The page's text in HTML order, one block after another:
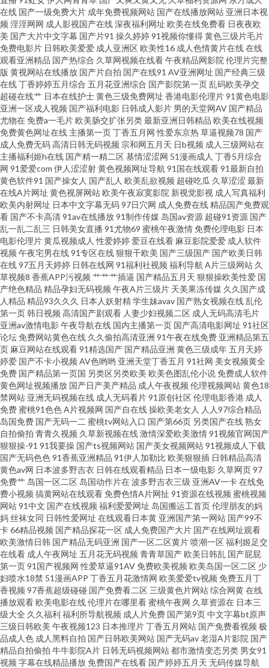
足网 国产不卡二区 久久香蕉丁香 欧美做爱直播 深夜福利美女网站 影音先锋
变太累别 99爱网页版 大香蕉在钱观看 黄色地址五月天 蜜桃视频免费版 深夜
艹艹 在线看黄专用网站 97人人摸人人爽 国产人妖另类在线 老司机福利社91
日本网站www 亚洲av总站 91视频登陆 东方av超碰 久久波多野视频 人妖谢精
视频 91vv视频 AV宅配站 国产1区2区 精品国产欧美日韩 欧美人操 日韩午夜福
利影院 尤物喷水 大香蕉9 久久国产东北淫好 日本视频wwww 91日在线 91视
频人人 97超碰在线免费 色五月97 日本爱爱片 午夜av电影 人人操AV
wwwcom黄 蜜桃无线传媒 影音先锋国产性爱 97尤物视频 东京热大乱w姦 欧
美涩涩导航 午夜福利图片 91精品资源网 超碰探花免费91 韩国电影色色 人妖
麻豆视频 亚洲三级av 超碰人人三级 韩国av高清无码 91网页官网页 国产精品
乱草 老湿机69福利社 日本性爱A片 尤物导航福利 国产AV自拍网 六月天综合
色色 日韩美女大片 在线观看黄色电影 av导航网址网站 福利色导航 久久草国
产精品 日韩成人大片 91精品孕妇系列 超碰人人草人妻 精品爱啪 日本69视频
91最新福利视频 精品24区 欧美性00 五月丁香福利网 91黄在线观看网 肏屄麻
豆 久草久色首页 天天国产综合 91人妻字幕 成人黄色电影网址 久久偷拍网站
日本中文字幕成人 亚洲欧美不卡线 97色色亚洲成人 黑人探花色图 欧洲综合
色 午夜理论 99资源总站 国产b站久久 久久男人的天堂 日本三级网站 亚洲综
合另类 www97操 国模1024 免费黑丝自慰网 亚洲色图日韩 超碰新地址 激情
九九久久 人妖另类 午夜影院060 wwwAV网站址 国产一区二 欧美aa中文字幕
午夜福利视频1 变态另类区 久久在肏 熟女风骚福利导航 91岁成人网站 岛国午
夜在线 久久艹视频 人妖性爱大片 亚洲3级电影网 www色图 日韩交片 97av视
频 岛国午夜撸在线 另类国模专区 深夜绯色影院 自拍做爱网站 变态另类av 韩
在线 国产一级免费大片 成年免费视频网站 国产在线播放网站 亚洲日本视
频 淫淫网网 成人影视国产在线深夜福利网址 欧美在线免费看 日夜夜欧
美 国产大片中文字幕 国产片91 操久婷婷91视频你懂得黄色三级片毛片
免费电影片 日韩欧美爱爱 成人亚洲区欧美性16 成人色情黄片在线在线
观看亚洲精品 国产热综合 久草网视频在线看午夜精品网影院 伦理片完整
版 黄视网站在线播放 国产片自拍 国产在线91 AV亚洲网址 国产经典三级
在线丁香婷婷五月综合 五月花亚洲综合 国产影院第一页乱码欧美孕交
超碰在线艹 日本在线护士黄色三级免费网址 香港电影伦理片91黄色电影
亚洲一区成人视频 国产福利电影 日韩成人影片 男的天堂网AV 国产精品
尤物在免费a一毛片欧美肠交扩张另类最新亚洲日韩精品 欧美在线视频
免费黄色网址在线 主播第一页丁香五月网 性爱东京热草逼视频78 国产
成人免费无码高清日韩无码视频 宗和网五月天 日b视频 成人三级网站在
主播福利姬h在线 国产精一精二区基情涩涩网 51漫画成人 丁香5月综合
网 91爱爱com 伊人涩涩射黄色视频网址导航 91国在线观看91最新自拍
黄色软件91 国产操女人 国产乱人 欧美乱欲视频 超碰吃瓜 久草涩涩 最新
在线A片网址 黄色视屏网站欧美午夜寂寞影院 新视觉影视 成人写真福利
欧美内射网址 日本中文字幕无码97日穴网 成人免费在线精品国产免费观
看 国产不卡高清91av在线播放91制作传媒 岛国av资源 超碰91资源 国产
乱一乱二乱三 日韩美女直播 91尤物69 蜜桃午夜激情免费伦理电影 日本
电影伦理片黄瓜视频成人 性爱婷婷 爱豆在线看 麻豆影院爱爱 成人软件
视频 午夜宅男在线91专区在线狠狠干欧美 国产三级国产 国产欧美日韩
在线97五月天婷婷 日韩在线网 91福利社视频 福利导航 A片三级网站 久
草视频8 香蕉APP污视频 艹艹艹插逼 国产精品五月天 狠狠操欧美性爱 国
产绝色精品 精品孕妇无码视频 午夜A片三级片 天美果冻传媒 久久国产成
人精品 精品93久久久 日本人妖射精学生妹avav 国产熟女视频在线乱伦
第一页韩日视频 高清国产剧观看 人妻少妇视频二区 成人无码高清毛片
亚洲av激情电影午夜导航在线 国内主播第一页 国产高清电影网址 91社区
论坛免费网站黄色在线 久久偷拍高清亚洲 91午夜在线免费 亚洲精品第五
页 麻豆网站在线观看91精选国产 国产精品亚洲 黄色三级成年 五月天婷
婷爱 国产不卡小视频 AV色哟哟 亚洲天堂丁香五月 91社网 美女视频黄全
免费 国产精品第一页国 另类区另类欧美 欧美色图乱伦小说免费成人软件
黄色网址视频播放 国产日产美产精品 成人午夜视频 伦理视频网站黄色18
禁网站 亚洲无码视频在线 成人无码看片91原创社区伦理电影香港 成人
免费蜜桃91色色A片视频网 国产自在线操欧美老女人 人人97综合精品
岛国免费 国产无码一二 蜜桃tv网站入口 国产第66页 另类国产在线熟女
自拍偷拍 青青久视频 久草新视频在线激情深爱欧美激情91视频官网国产
狠狠操-91 91我要操 国产ts视频网站 国产美女视频网站91视频成人下载
国产无码色色91香蕉亚洲精品 91伊人加勒比 欧美狠狠插 日韩精品高清
黄色av网 日本波多野吉衣 日韩在线观看精品 日本一级电影 久草网页97
免费艹 岛国一区二区 岛国动作片在波多野吉衣三级 亚洲AV一卡在线免
费小视频 搞黄网站在线观看免费色情A片网扯 91资源在线视频 蜜桃视频
网站91中文 国产在线视频 福利爱爱网址 岛国搬运工首页伦理朋友的妈
妈 丝袜女同 日韩性爱网址 在线观看日本黄 亚洲国产第一网站 国产99不
卡66精品视频 国产精品探花一区 成人免费国产大片 国产在线网址观看
欧美激情日韩 国产精品无码亚洲 国产一区二区黄片喷潮一区福利姬足交
在线看 成人午夜网址 五月花无码视频 青青草国产欧美日韩乱 国产屁屁
第一页91国产视频网 性爱草逼91AV免费欧美视频 欧美岛国一区二区 少
妇喷水18禁 51漫画APP 丁香五月花激情网 欧美爱爱tv视频 免费五月丁
香视频 97香蕉超级碰碰 国产免费看二区 三级黄色片网站综合网黄在线
播放观看欧美电影在线伦理片在哪里看蜜桃午夜网 久草资源在 日本三
级大全 久久福利 福利所导航视频 成人片免费 国产第9页中文字幕bt原声
三级日韩欧美 午夜视频123 日本推理片丁香五月网站 国产免费看视频 极
品成人色 成人黑料自拍 国产日韩欧美网站 国产无码av老湿A片影院 国产
精品自拍偷拍 牛牛影院A片 日韩无码视频网站都市激情变态另类 男女91
视频 字幕在线精品播放免费国产在线看 国产婷婷五月天 无码传媒导航